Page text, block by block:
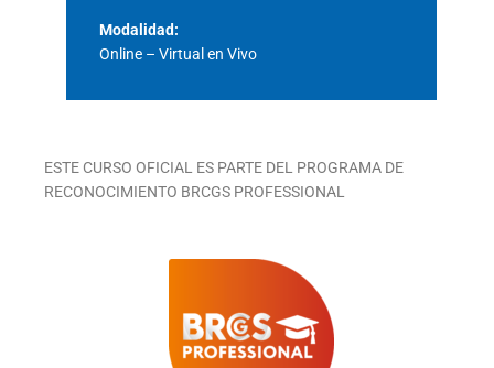
Modalidad:
Online – Virtual en Vivo
ESTE CURSO OFICIAL ES PARTE DEL PROGRAMA DE
RECONOCIMIENTO BRCGS PROFESSIONAL